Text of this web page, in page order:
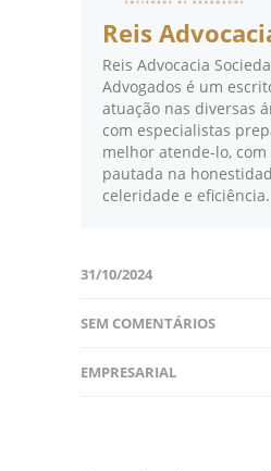
Reis
Reis Advocacia
Advogados é um
atuação nas diversas
com especialistas
melhor atende-lo,
pautada na
celeridade e eficiência.
31/10/2024
SEM COMENTÁRIOS
EMPRESARIAL